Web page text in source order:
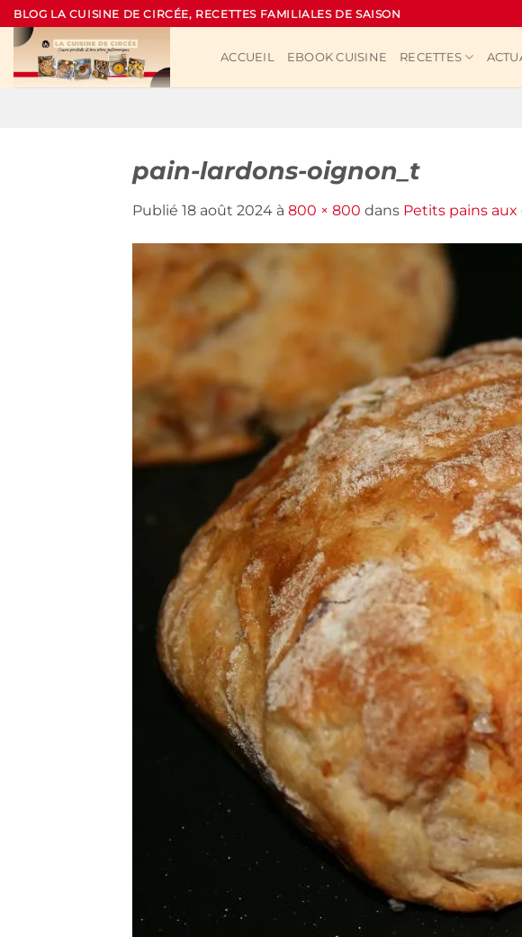
Passer
au
contenu
BLOG LA CUISINE DE CIRCÉE, RECETTES FAMILIALES DE SAISON
ACCUEIL EBOOK CUISINE RECETTES
pain-lardons-oignon_t
Publié 18 août 2024 à 800 × 800 dans Petits pains